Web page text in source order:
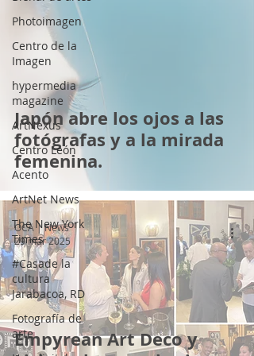
Photoimagen
Centro de la
Imagen
hypermedia
magazine
ArtNexus
Centro León
Acento
ArtNet News
The New York
Times
#Casade la
cultura
Jarabacoa, RD
Fotografía de
arte
Japón abre los ojos a las
fotógrafas y a la mirada
femenina.
Empyrean Art Deco y
OCA | News
29 mar 2025